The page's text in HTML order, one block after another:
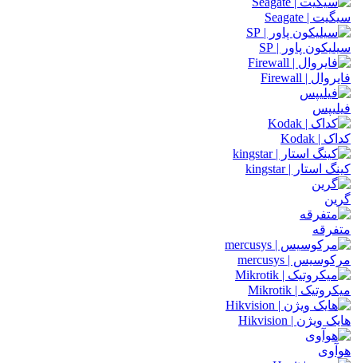
سیگیت | Seagate
سیلیکون پاور | SP
فایروال | Firewall
فیلیپس
کداک | Kodak
کینگ استار | kingstar
گرین
متفرقه
مرکوسیس | mercusys
میکروتیک | Mikrotik
هایک ویژن | Hikvision
هوآوی